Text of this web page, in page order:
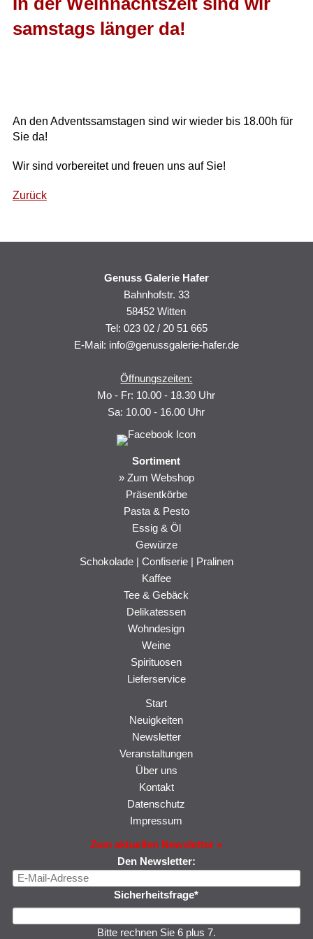
samstags länger da!
An den Adventssamstagen sind wir wieder bis 18.00h für
Sie da!
Wir sind vorbereitet und freuen uns auf Sie!
Zurück
Genuss Galerie Hafer
Bahnhofstr. 33
58452 Witten
Tel: 023 02 / 20 51 665
E-Mail: info@genussgalerie-hafer.de
Öffnungszeiten:
Mo - Fr: 10.00 - 18.30 Uhr
Sa: 10.00 - 16.00 Uhr
Sortiment
Navigation
überspringen
» Zum Webshop
Präsentkörbe
Pasta & Pesto
Essig & Öl
Gewürze
Schokolade | Confiserie | Pralinen
Kaffee
Tee & Gebäck
Delikatessen
Wohndesign
Weine
Spirituosen
Lieferservice
Navigation
überspringen
Start
Neuigkeiten
Newsletter
Veranstaltungen
Über uns
Kontakt
Datenschutz
Impressum
Zum aktuellen Newsletter »
Den Newsletter:
E-
Adresse
Pflichtfeld
Sicherheitsfrage*
Bitte rechnen Sie 6 plus 7.